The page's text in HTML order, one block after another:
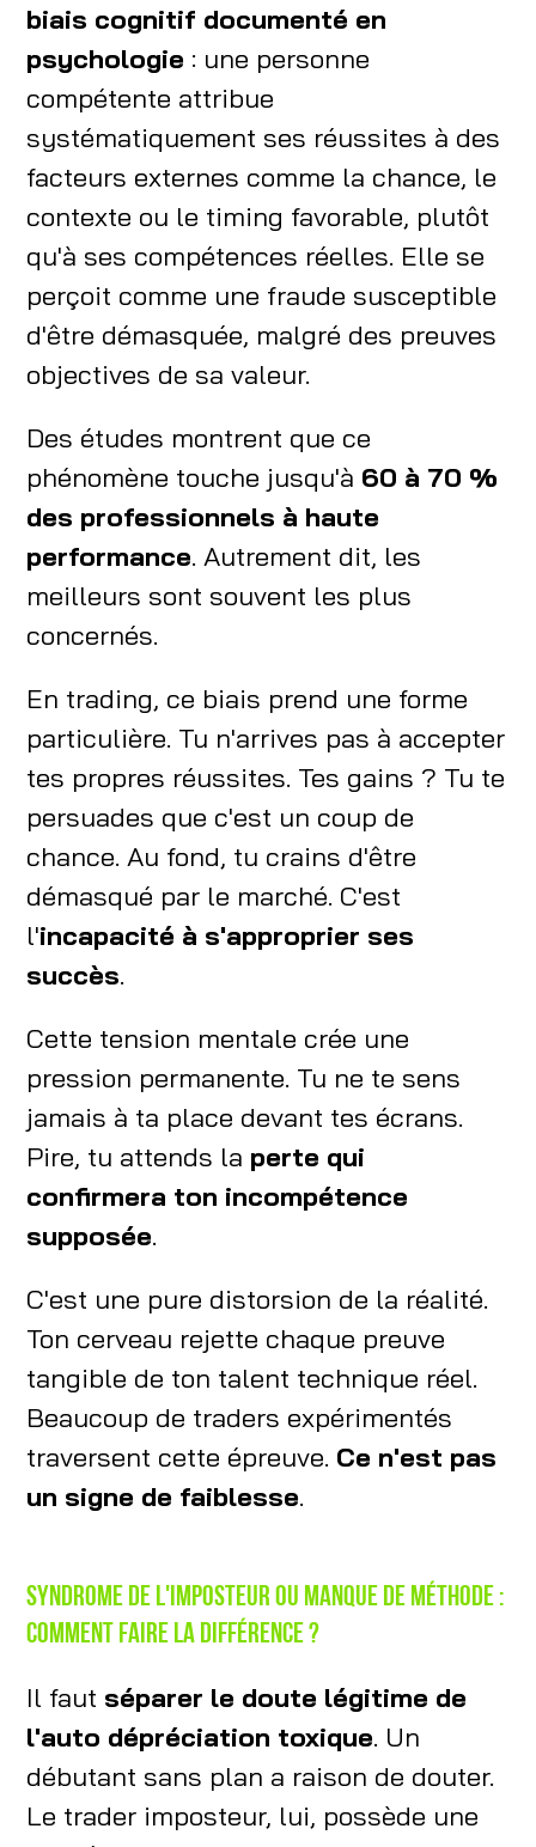
biais cognitif documenté en
psychologie : une personne
compétente attribue
systématiquement ses réussites à des
facteurs externes comme la chance, le
contexte ou le timing favorable, plutôt
qu'à ses compétences réelles. Elle se
perçoit comme une fraude susceptible
d'être démasquée, malgré des preuves
objectives de sa valeur.
Des études montrent que ce
phénomène touche jusqu'à 60 à 70 %
des professionnels à haute
performance. Autrement dit, les
meilleurs sont souvent les plus
concernés.
En trading, ce biais prend une forme
particulière. Tu n'arrives pas à accepter
tes propres réussites. Tes gains ? Tu te
persuades que c'est un coup de
chance. Au fond, tu crains d'être
démasqué par le marché. C'est
l'incapacité à s'approprier ses
succès.
Cette tension mentale crée une
pression permanente. Tu ne te sens
jamais à ta place devant tes écrans.
Pire, tu attends la perte qui
confirmera ton incompétence
supposée.
C'est une pure distorsion de la réalité.
Ton cerveau rejette chaque preuve
tangible de ton talent technique réel.
Beaucoup de traders expérimentés
traversent cette épreuve. Ce n'est pas
un signe de faiblesse.
Syndrome de l'imposteur ou manque de méthode :
comment faire la différence ?
Il faut séparer le doute légitime de
l'auto dépréciation toxique. Un
débutant sans plan a raison de douter.
Le trader imposteur, lui, possède une